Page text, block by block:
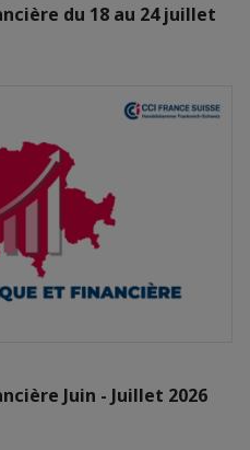
du 18 au 24 juillet
Juin - Juillet 2026